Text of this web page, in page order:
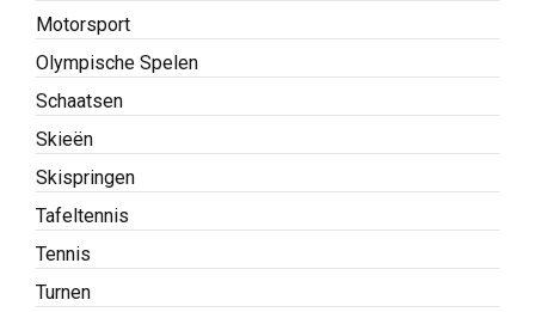
Motorsport
Olympische Spelen
Schaatsen
Skieën
Skispringen
Tafeltennis
Tennis
Turnen